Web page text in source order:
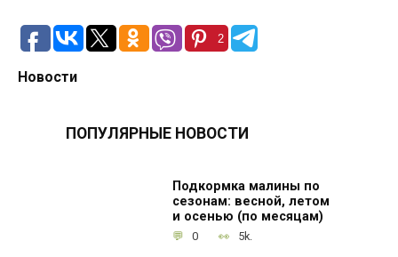
2
Новости
ПОПУЛЯРНЫЕ НОВОСТИ
Подкормка малины по
сезонам: весной, летом
и осенью (по месяцам)
0 5k.